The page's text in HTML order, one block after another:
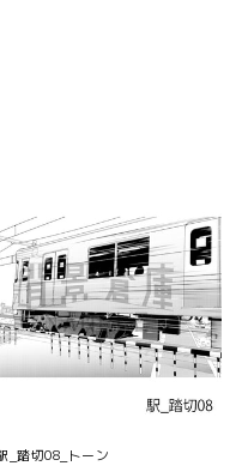
_踏切08_トーン